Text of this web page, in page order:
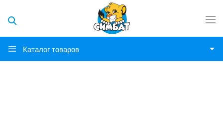
Каталог товаров